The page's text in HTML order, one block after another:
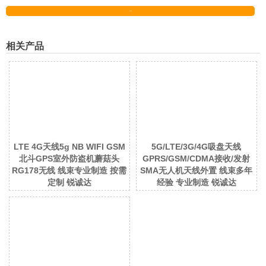
相关产品
LTE 4G天线5g NB WIFI GSM
北斗GPS室外防盗机蘑菇头
RG178无线 线束专业制造 按需
定制 锐诚达
5G/LTE/3G/4G吸盘天线
GPRS/GSM/CDMA接收/发射
SMA无人机天线外置 线束多年
经验 专业制造 锐诚达